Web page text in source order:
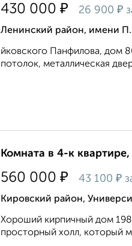
430 000 ₽ 26 900 ₽
Ленинский район, имени
йковского Панфилова, дом
потолок, металлическая
Комната в 4-к
560 000 ₽ 43 100 ₽
Кировский район,
Хороший кирпичный дом
просторный холл, который